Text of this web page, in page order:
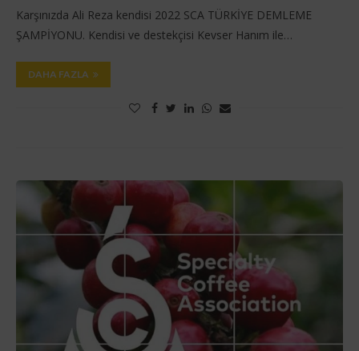
Karşınızda Ali Reza kendisi 2022 SCA TÜRKİYE DEMLEME
ŞAMPİYONU. Kendisi ve destekçisi Kevser Hanım ile…
DAHA FAZLA